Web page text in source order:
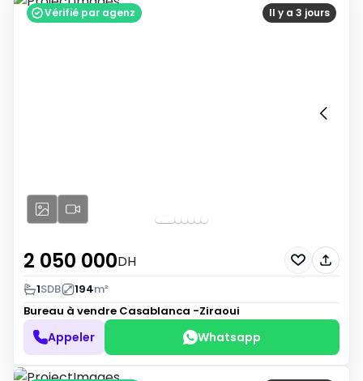
Il y a 3 jours
Vérifié par agenz
2 050 000DH
1SDB 194m²
Bureau à vendre Casablanca -Ziraoui
Appeler Whatsapp